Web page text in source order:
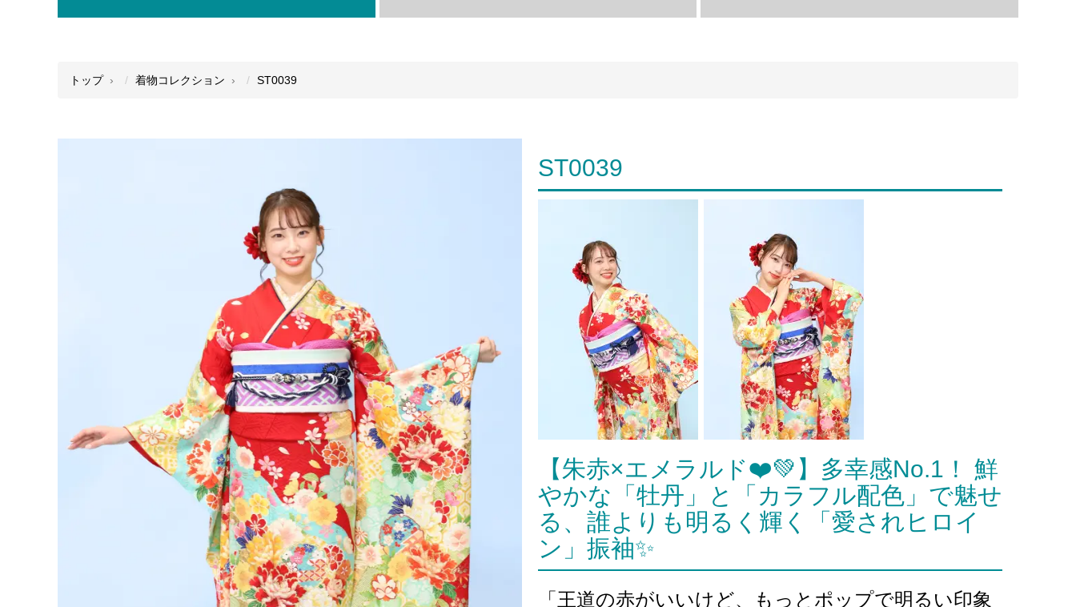
トップ 着物コレクション ST0039
ST0039
【朱赤×エメラルド❤️💚】多幸感No.1！ 鮮
やかな「牡丹」と「カラフル配色」で魅せ
る、誰よりも明るく輝く「愛されヒロイ
ン」振袖✨
「王道の赤がいいけど、もっとポップで明るい印象